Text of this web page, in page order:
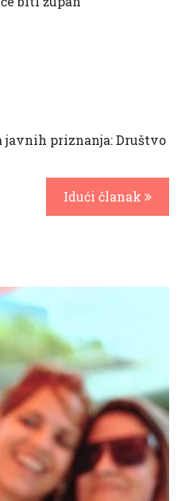
priznanja: Društvo
Idući članak